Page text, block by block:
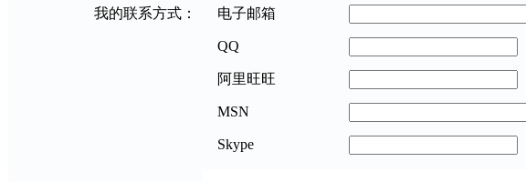
我的联系方式： 电子邮箱
QQ
阿里旺旺
MSN
Skype